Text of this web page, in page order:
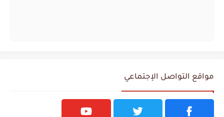
مواقع التواصل الإجتماعي